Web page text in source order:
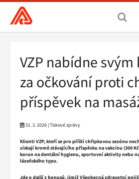
Všeobecná
zdravotní
hlavní
Drobečková
navigace
VZP nabídne
za očkování proti
příspěvek na
31. 3. 2026 | Tiskové zprávy
Klienti VZP, kteří se pro příští chřipkovou sezónu
získají kromě stávajícího příspěvku na vakcínu (300
korun na dentální hygienu, sportovní aktivity nebo
lázeňského typu.
Jde o další z bonusů, jimiž Všeobecná zdravotní